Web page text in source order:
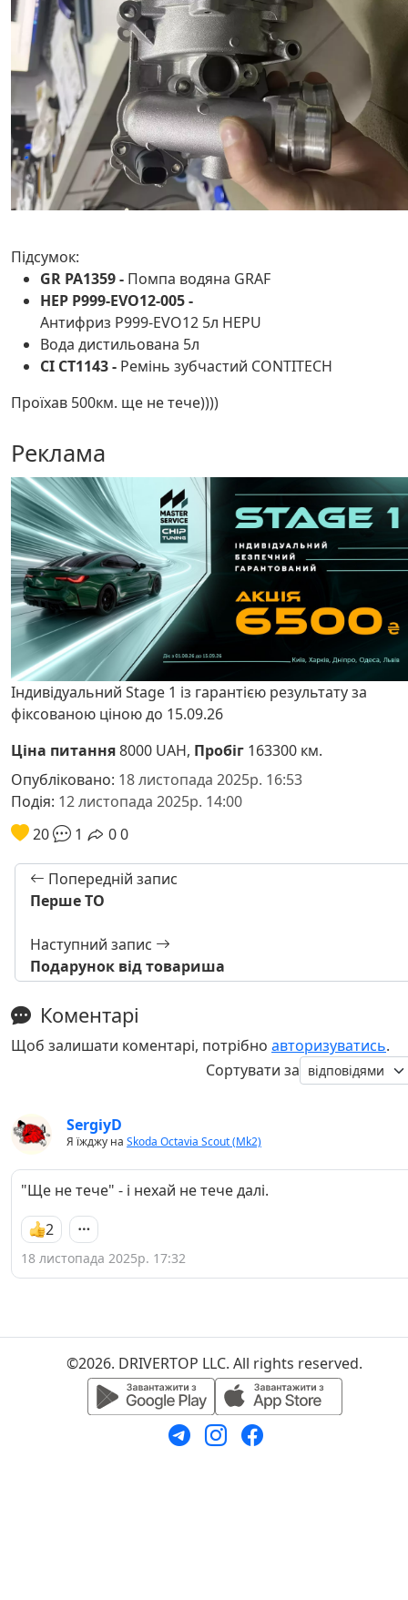
Підсумок:
GR PA1359 - Помпа водяна GRAF
HEP P999-EVO12-005 -
Антифриз P999-EVO12 5л HEPU
Вода дистильована 5л
CI CT1143 - Ремінь зубчастий CONTITECH
Проїхав 500км. ще не тече))))
Реклама
Індивідуальний Stage 1 із гарантією результату за
фіксованою ціною до 15.09.26
Ціна питання8000 UAH, Пробіг 163300 км.
Опубліковано: 18 листопада 2025р. 16:53
Подія: 12 листопада 2025р. 14:00
20
1 00
Попередній запис
Перше ТО
Наступний запис
Подарунок від товариша
Коментарі
Щоб залишати коментарі, потрібно авторизуватись.
Сортувати за
SergiyD
Я їжджу на Skoda Octavia Scout (Mk2)
"Ще не тече" - і нехай не тече далі.
2
18 листопада 2025р. 17:32
©2026. DRIVERTOP LLC. All rights reserved.